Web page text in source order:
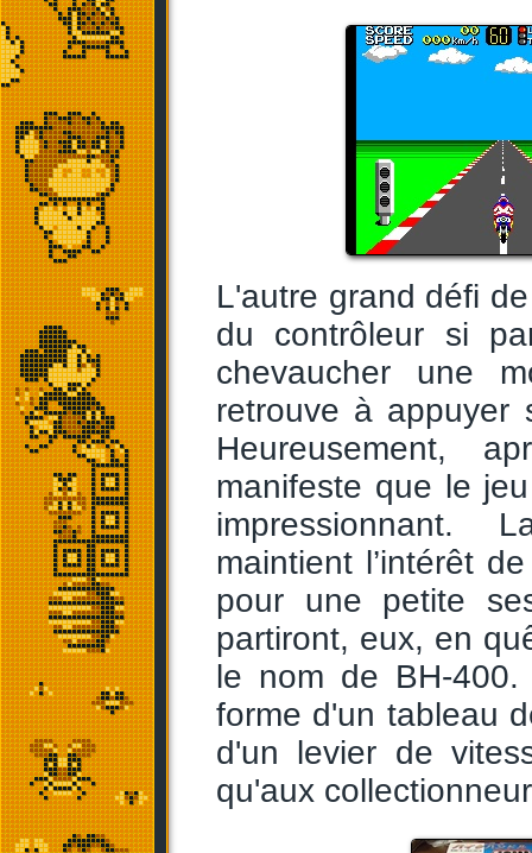
L'autre grand défi
du contrôleur si
chevaucher une
retrouve à appuyer
Heureusement,
manifeste que le
impressionnant.
maintient l’intérêt
pour une petite
partiront, eux, en
le nom de BH-
forme d'un tableau
d'un levier de
qu'aux